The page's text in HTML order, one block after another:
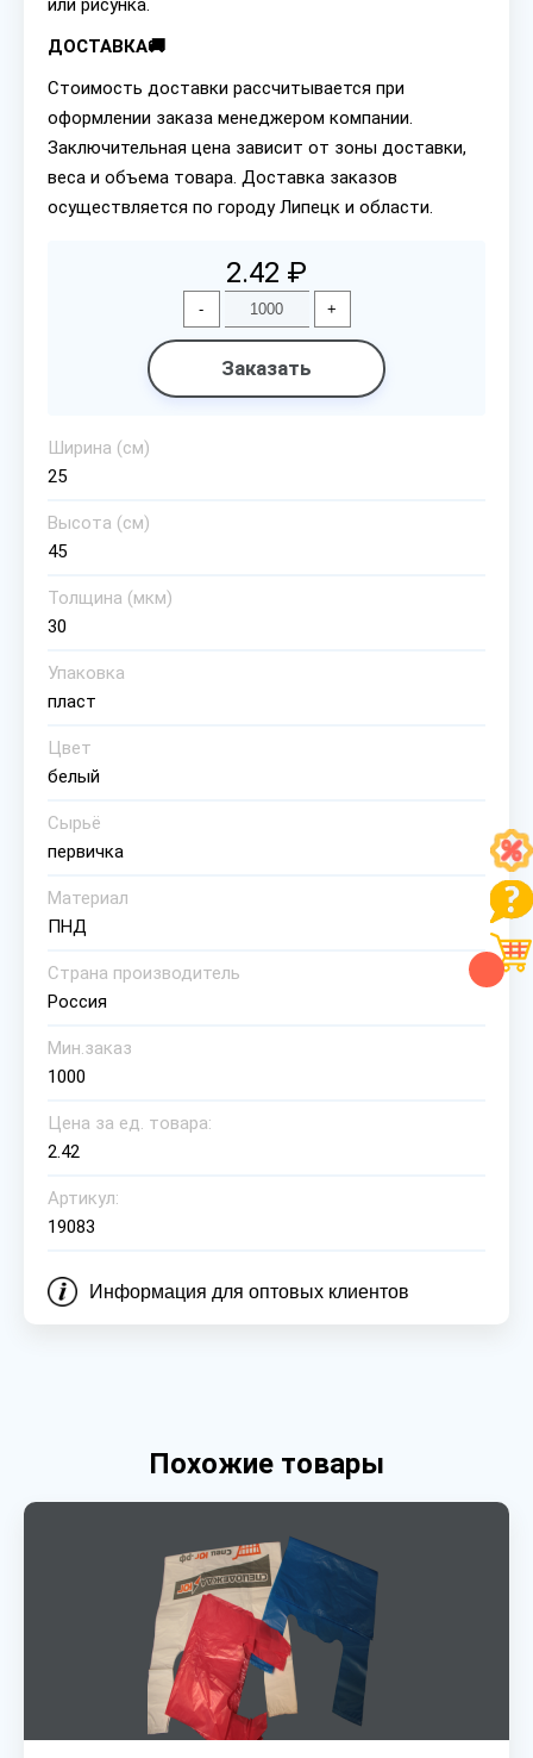
или рисунка.
ДОСТАВКА🚚
Стоимость доставки рассчитывается при
оформлении заказа менеджером компании.
Заключительная цена зависит от зоны доставки,
веса и объема товара. Доставка заказов
осуществляется по городу Липецк и области.
2.42 ₽
- +
Заказать
Ширина (см)
25
Высота (см)
45
Толщина (мкм)
30
Упаковка
пласт
Цвет
белый
Сырьё
первичка
Материал
ПНД
Страна производитель
Россия
Мин.заказ
1000
Цена за ед. товара:
2.42
Артикул:
19083
Информация для оптовых клиентов
Похожие товары